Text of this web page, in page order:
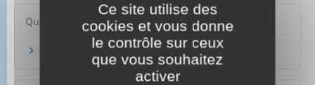
Questions ? Réponses !
Que faire si on est victime d'une infraction ?
Ce site utilise des
cookies et vous donne
le contrôle sur ceux
que vous souhaitez
activer